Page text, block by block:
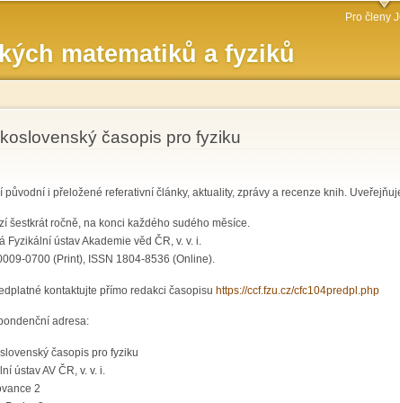
obsahu
matematiků a fyziků
Pro členy
zde časopis pro fyziku
původní i přeložené referativní články, aktuality, zprávy a recenze knih.
šestkrát ročně, na konci každého sudého měsíce.
Fyzikální ústav Akademie věd ČR, v. v. i.
0700 (Print), ISSN 1804-8536 (Online).
kontaktujte přímo redakci časopisu https://ccf.fzu.cz/cfc104predpl.php
adresa:
časopis pro fyziku
ústav AV ČR, v. v. i.
2